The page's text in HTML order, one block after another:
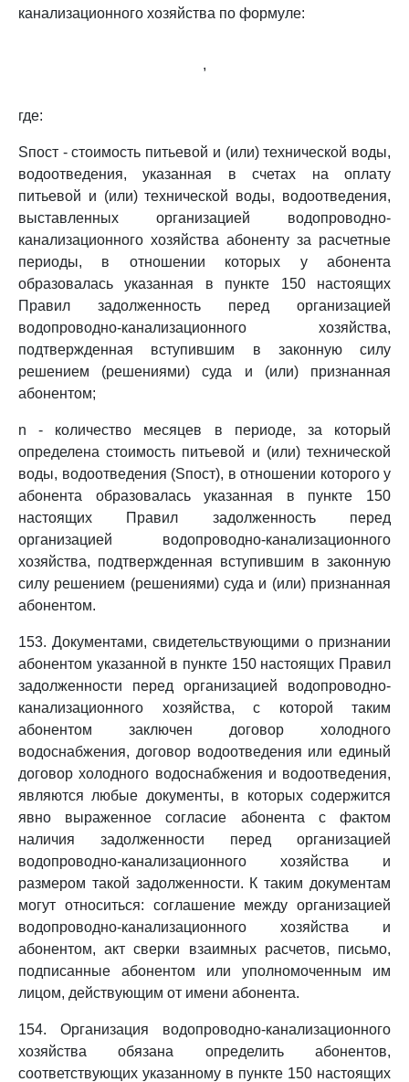
канализационного хозяйства по формуле:
,
где:
Sпост - стоимость питьевой и (или) технической воды,
водоотведения, указанная в счетах на оплату
питьевой и (или) технической воды, водоотведения,
выставленных организацией водопроводно-
канализационного хозяйства абоненту за расчетные
периоды, в отношении которых у абонента
образовалась указанная в пункте 150 настоящих
Правил задолженность перед организацией
водопроводно-канализационного хозяйства,
подтвержденная вступившим в законную силу
решением (решениями) суда и (или) признанная
абонентом;
n - количество месяцев в периоде, за который
определена стоимость питьевой и (или) технической
воды, водоотведения (Sпост), в отношении которого у
абонента образовалась указанная в пункте 150
настоящих Правил задолженность перед
организацией водопроводно-канализационного
хозяйства, подтвержденная вступившим в законную
силу решением (решениями) суда и (или) признанная
абонентом.
153. Документами, свидетельствующими о признании
абонентом указанной в пункте 150 настоящих Правил
задолженности перед организацией водопроводно-
канализационного хозяйства, с которой таким
абонентом заключен договор холодного
водоснабжения, договор водоотведения или единый
договор холодного водоснабжения и водоотведения,
являются любые документы, в которых содержится
явно выраженное согласие абонента с фактом
наличия задолженности перед организацией
водопроводно-канализационного хозяйства и
размером такой задолженности. К таким документам
могут относиться: соглашение между организацией
водопроводно-канализационного хозяйства и
абонентом, акт сверки взаимных расчетов, письмо,
подписанные абонентом или уполномоченным им
лицом, действующим от имени абонента.
154. Организация водопроводно-канализационного
хозяйства обязана определить абонентов,
соответствующих указанному в пункте 150 настоящих